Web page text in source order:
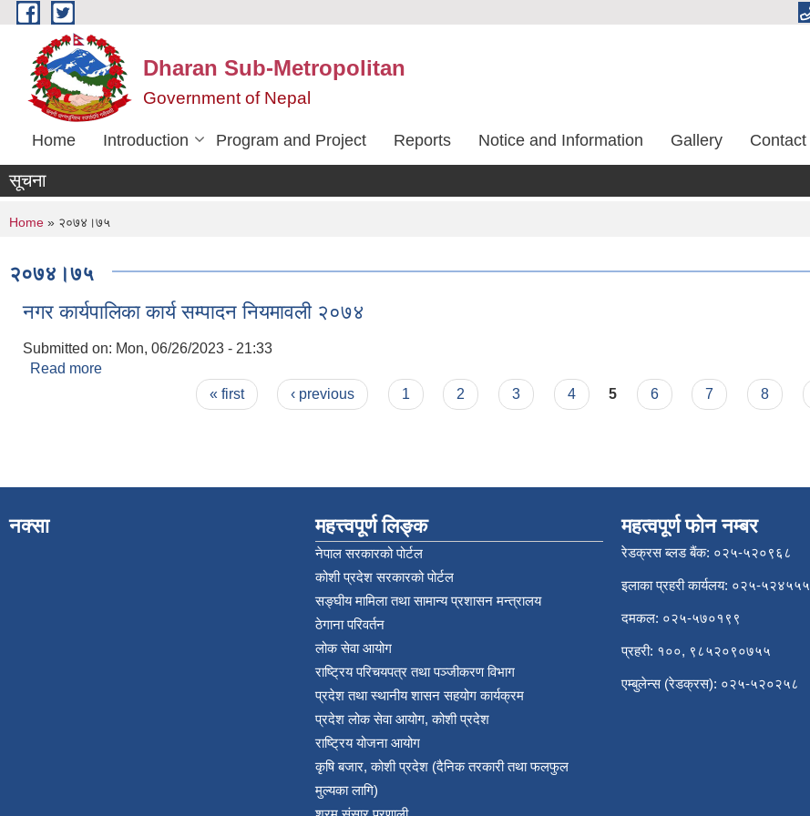
Skip to main content
Dharan Sub-Metropolitan
Government of Nepal
Home Introduction Program and Project Reports Notice and Information Gallery Contact
सूचना
You are here
Home » २०७४।७५
२०७४।७५
नगर कार्यपालिका कार्य सम्पादन नियमावली २०७४
Submitted on: Mon, 06/26/2023 - 21:33
Read more
« first ‹ previous 1 2 3 4 5 6 7 8
नक्सा महत्त्वपूर्ण लिङ्क
नेपाल सरकारको पोर्टल
कोशी प्रदेश सरकारको पोर्टल
सङ्‍घीय मामिला तथा सामान्य प्रशासन मन्त्रालय
ठेगाना परिवर्तन
लोक सेवा आयोग
राष्ट्रिय परिचयपत्र तथा पञ्‍जीकरण विभाग
प्रदेश तथा स्थानीय शासन सहयोग कार्यक्रम
प्रदेश लोक सेवा आयोग, कोशी प्रदेश
राष्ट्रिय योजना आयोग
कृषि बजार, कोशी प्रदेश (दैनिक तरकारी तथा फलफुल
मुल्यका लागि)
महत्वपूर्ण फोन नम्बर
रेडक्रस ब्लड बैंक: ०२५-५२०९६८
इलाका प्रहरी कार्यलय: ०२५-५२४५५५
दमकल: ०२५-५७०१९९
प्रहरी: १००, ९८५२०९०७५५
एम्बुलेन्स (रेडक्रस): ०२५-५२०२५८